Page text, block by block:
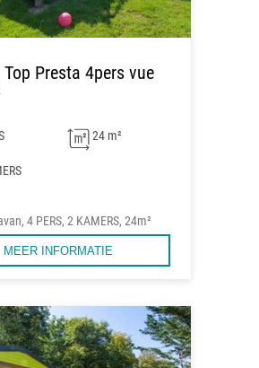
Presta 4pers vue
24 m²
4 PERS, 2 KAMERS, 24m²
MEER INFORMATIE